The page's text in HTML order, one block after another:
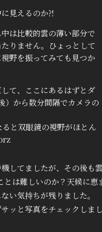
見えるのか⁈
は比較的雲の薄い部分で
りません。ひょっとして
野を振ってみても見つか
て、ここにあるはずとダ
）から数分間隔でカメラの
と双眼鏡の視野がほとん
してましたが、その後も
は難しいのか？天候に
い気持ちが残りました。
ッと写真をチェックしま